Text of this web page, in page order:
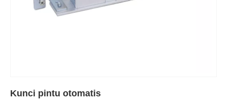
Kunci pintu otomatis